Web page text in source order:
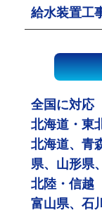
給水装置工
全国に対応
北海道・東
北海道、青
県、山形県
北陸・信越
富山県、石